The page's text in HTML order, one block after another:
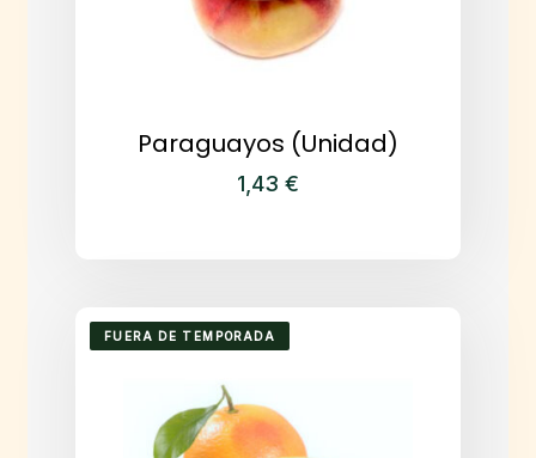
Paraguayos (Unidad)
1,43 €
FUERA DE TEMPORADA